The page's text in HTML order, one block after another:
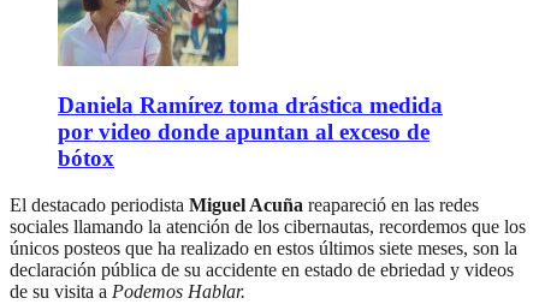
Daniela Ramírez toma drástica medida
por video donde apuntan al exceso de
bótox
El destacado periodista Miguel Acuña reapareció en las redes
sociales llamando la atención de los cibernautas, recordemos que los
únicos posteos que ha realizado en estos últimos siete meses, son la
declaración pública de su accidente en estado de ebriedad y videos
de su visita a Podemos Hablar.